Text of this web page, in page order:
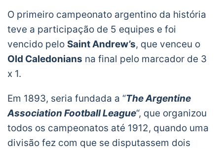
O primeiro campeonato argentino da história
teve a participação de 5 equipes e foi
vencido pelo Saint Andrew’s, que venceu o
Old Caledonians na final pelo marcador de 3
x 1.
Em 1893, seria fundada a “The Argentine
Association Football League“, que organizou
todos os campeonatos até 1912, quando uma
divisão fez com que se disputassem dois